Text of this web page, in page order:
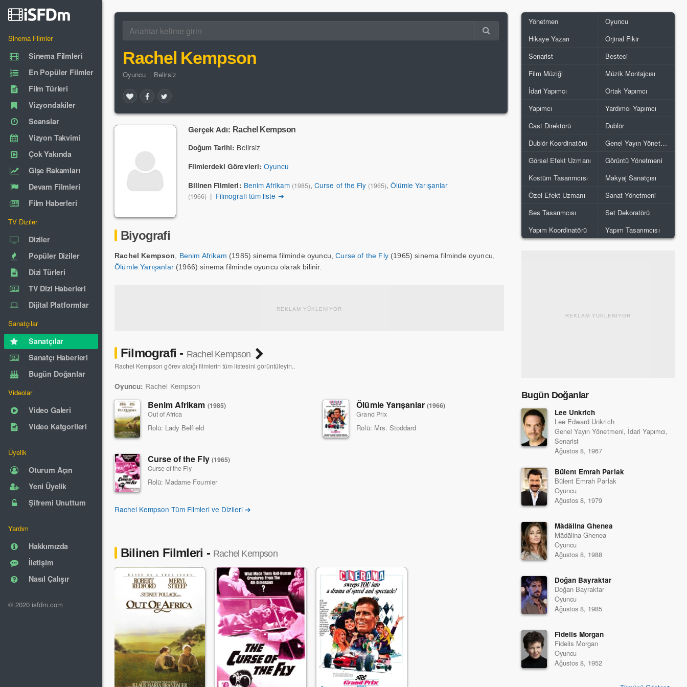
Sinema Filmler
Sinema Filmleri
En Popüler Filmler
Film Türleri
Vizyondakiler
Seanslar
Vizyon Takvimi
Çok Yakında
Gişe Rakamları
Devam Filmleri
Film Haberleri
TV Diziler
Diziler
Popüler Diziler
Dizi Türleri
TV Dizi Haberleri
Dijital Platformlar
Sanatçılar
Sanatçılar
Sanatçı Haberleri
Bugün Doğanlar
Videolar
Video Galeri
Video Katgorileri
Üyelik
Oturum Açın
Yeni Üyelik
Şifremi Unuttum
Yardım
Hakkımızda
İletişim
Nasıl Çalışır
© 2020 isfdm.com
Rachel Kempson
Oyuncu Belirsiz
Gerçek Adı: Rachel Kempson
Doğum Tarihi: Belirsiz
Filmlerdeki Görevleri: Oyuncu
Bilinen Filmleri: Benim Afrikam (1985),Curse of the Fly (1965),Ölümle Yarışanlar
(1966) | Filmografi tüm liste ➔
Biyografi
Rachel Kempson Benim Afrikam (1985) sinema filminde oyuncu,Curse of the Fly(1965) sinema filminde oyuncu,
Ölümle Yarışanlar(1966) sinema filminde oyuncu olarak bilinir.
REKLAM YÜKLENİYOR
Filmografi - Rachel Kempson
Rachel Kempson görev aldığı filmlerin tüm listesini görüntüleyin..
Oyuncu: Rachel Kempson
Benim Afrikam (1985)
Out of Africa
Rolü: Lady Belfield
Ölümle Yarışanlar(1966)
Grand Prix
Rolü: Mrs. Stoddard
Curse of the Fly (1965)
Curse of the Fly
Rolü: Madame Fournier
Rachel Kempson Tüm Filmleri ve Dizileri ➔
Bilinen Filmleri - Rachel Kempson
Yönetmen
Oyuncu
Hikaye Yazarı
Orjinal Fikir
Senarist
Besteci
Film Müziği
Müzik Montajcısı
İdari Yapımcı
Ortak Yapımcı
Yapımcı
Yardımcı Yapımcı
Cast Direktörü
Dublör
Dublör Koordinatörü
Genel Yayın Yönetmeni
Görsel Efekt Uzmanı
Görüntü Yönetmeni
Kostüm Tasarımcısı
Makyaj Sanatçısı
Özel Efekt Uzmanı
Sanat Yönetmeni
Ses Tasarımcısı
Set Dekoratörü
Yapım Koordinatörü
Yapım Tasarımcısı
REKLAM YÜKLENİYOR
Bugün Doğanlar
Lee Unkrich
Lee Edward Unkrich
Genel Yayın Yönetmeni, İdari Yapımcı,
Senarist
Ağustos 8, 1967
Bülent Emrah Parlak
Bülent Emrah Parlak
Oyuncu
Ağustos 8, 1979
Mãdãlina Ghenea
Mãdãlina Ghenea
Oyuncu
Ağustos 8, 1988
Doğan Bayraktar
Doğan Bayraktar
Oyuncu
Ağustos 8, 1985
Fidelis Morgan
Fidelis Morgan
Oyuncu
Ağustos 8, 1952